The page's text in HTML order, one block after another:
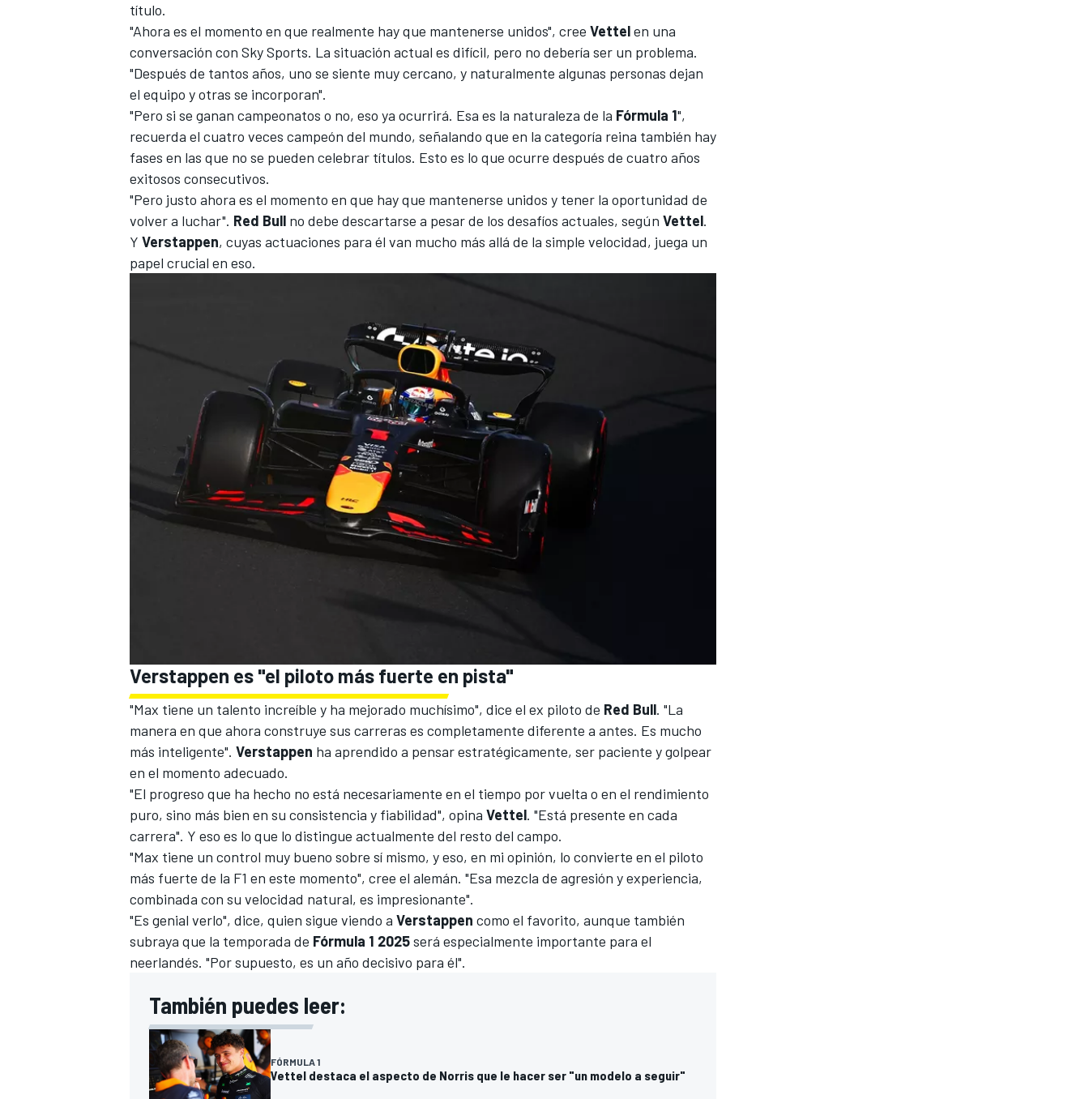
título.
"Ahora es el momento en que realmente hay que mantenerse unidos", cree Vettelen una
conversación con Sky Sports. La situación actual es difícil, pero no debería ser un problema.
"Después de tantos años, uno se siente muy cercano, y naturalmente algunas personas dejan
el equipo y otras se incorporan".
"Pero si se ganan campeonatos o no, eso ya ocurrirá. Esa es la naturaleza de la Fórmula 1",
recuerda el cuatro veces campeón del mundo, señalando que en la categoría reina también hay
fases en las que no se pueden celebrar títulos. Esto es lo que ocurre después de cuatro años
exitosos consecutivos.
"Pero justo ahora es el momento en que hay que mantenerse unidos y tener la oportunidad de
volver a luchar". Red Bull no debe descartarse a pesar de los desafíos actuales, según Vettel.
Y Verstappen, cuyas actuaciones para él van mucho más allá de la simple velocidad, juega un
papel crucial en eso.
Verstappen es "el piloto más fuerte en pista"
"Max tiene un talento increíble y ha mejorado muchísimo", dice el ex piloto de Red Bull. "La
manera en que ahora construye sus carreras es completamente diferente a antes. Es mucho
más inteligente". Verstappen ha aprendido a pensar estratégicamente, ser paciente y golpear
en el momento adecuado.
"El progreso que ha hecho no está necesariamente en el tiempo por vuelta o en el rendimiento
puro, sino más bien en su consistencia y fiabilidad", opina Vettel. "Está presente en cada
carrera". Y eso es lo que lo distingue actualmente del resto del campo.
"Max tiene un control muy bueno sobre sí mismo, y eso, en mi opinión, lo convierte en el piloto
más fuerte de la F1 en este momento", cree el alemán. "Esa mezcla de agresión y experiencia,
combinada con su velocidad natural, es impresionante".
"Es genial verlo", dice, quien sigue viendo a Verstappen como el favorito, aunque también
subraya que la temporada de Fórmula 1 2025será especialmente importante para el
neerlandés. "Por supuesto, es un año decisivo para él".
También puedes leer:
FÓRMULA 1
Vettel destaca el aspecto de Norris que le hacer ser "un modelo a seguir"